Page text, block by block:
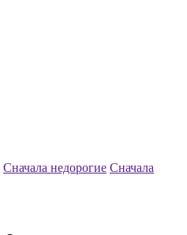
Сначала недорогие Сначала